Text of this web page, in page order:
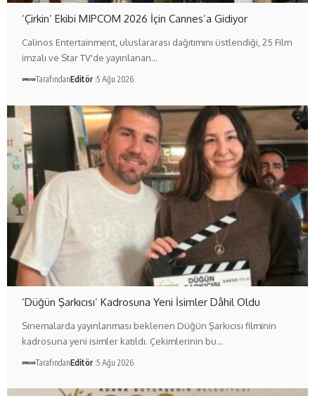
‘Çirkin’ Ekibi MIPCOM 2026 İçin Cannes’a Gidiyor
Calinos Entertainment, uluslararası dağıtımını üstlendiği, 25 Film
imzalı ve Star TV'de yayınlanan…
TarafındanEditör 5 Ağu 2026
‘Düğün Şarkıcısı’ Kadrosuna Yeni İsimler Dâhil Oldu
Sinemalarda yayınlanması beklenen Düğün Şarkıcısı filminin
kadrosuna yeni isimler katıldı. Çekimlerinin bu…
TarafındanEditör 5 Ağu 2026